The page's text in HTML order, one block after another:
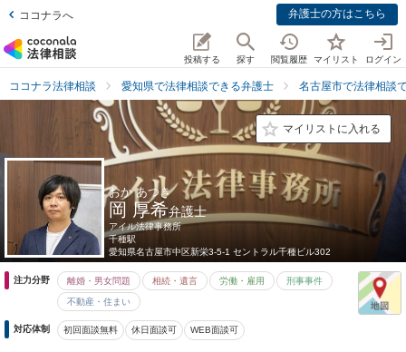
ココナラへ 弁護士の方はこちら
投稿する 探す 閲覧履歴 マイリスト ログイン
ココナラ法律相談 愛知県で法律相談できる弁護士 名古屋市で法律相談
マイリストに入れる
おか あつき
岡 厚希弁護士
アイル法律事務所
千種駅
愛知県名古屋市中区新栄3-5-1 セントラル千種ビル302
注力分野 離婚・男女問題 相続・遺言 労働・雇用 刑事事件
不動産・住まい
対応体制 初回面談無料 休日面談可 WEB面談可